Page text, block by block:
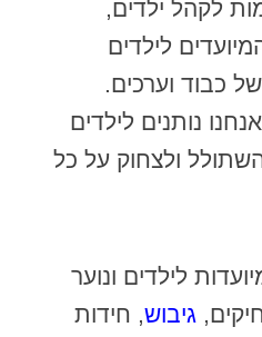
לקהל ילדים,
לילדים
כבוד וערכים.
נותנים לילדים
ולצחוק על כל
לילדים ונוער
גיבוש, חידות